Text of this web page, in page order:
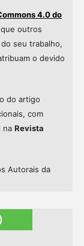
4.0 do
outros
seu trabalho,
o devido
do artigo
com
na Revista
Autorais da